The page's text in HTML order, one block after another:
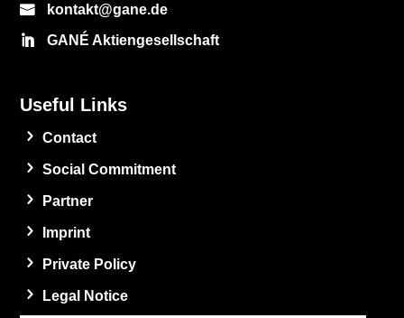
kontakt@gane.de
GANÉ Aktiengesellschaft
Useful Links
Contact
Social Commitment
Partner
Imprint
Private Policy
Legal Notice